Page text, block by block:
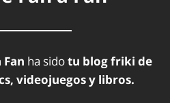
Fan ha sidotu blog friki de
videojuegos y libros.